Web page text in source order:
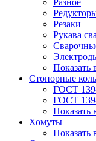
Разное
Резаки
Рукава
Показать
Стопорные
ГОСТ
ГОСТ
Показать
Хомуты
Показать